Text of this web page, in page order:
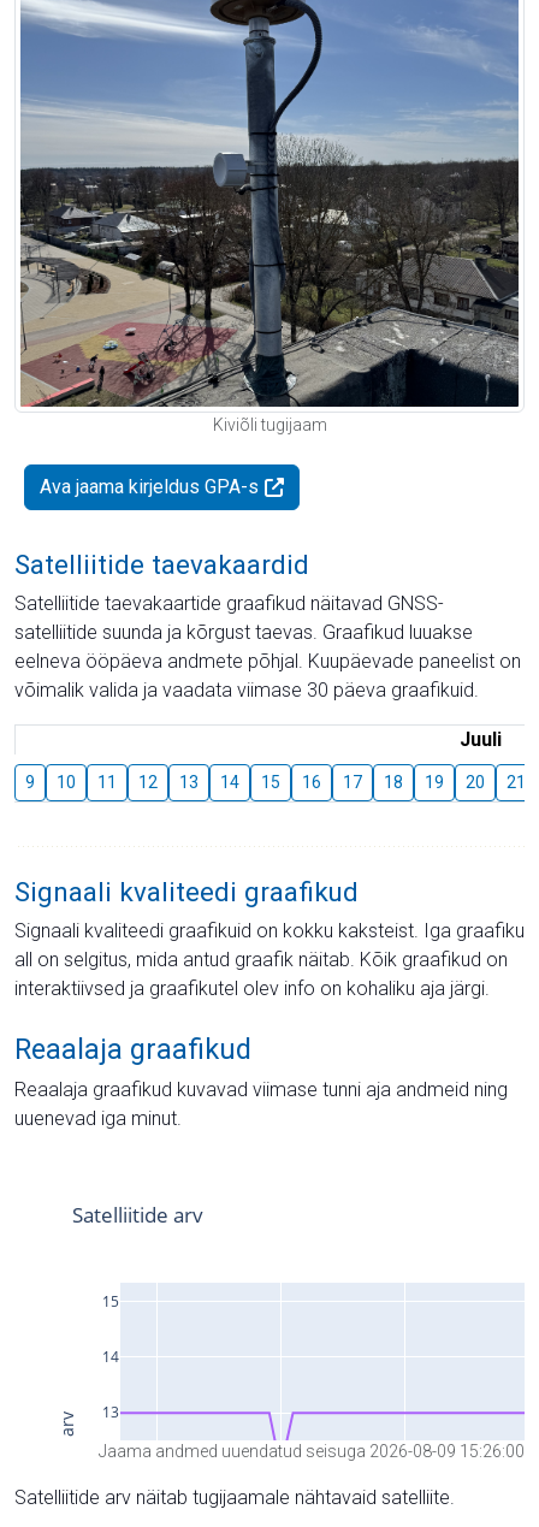
Kiviõli tugijaam
Ava jaama kirjeldus GPA-s
Satelliitide taevakaardid
Satelliitide taevakaartide graafikud näitavad GNSS-
satelliitide suunda ja kõrgust taevas. Graafikud luuakse
eelneva ööpäeva andmete põhjal. Kuupäevade paneelist on
võimalik valida ja vaadata viimase 30 päeva graafikuid.
Juuli
9 10 11 12 13 14 15 16 17 18 19 20 21
Signaali kvaliteedi graafikud
Signaali kvaliteedi graafikuid on kokku kaksteist. Iga graafiku
all on selgitus, mida antud graafik näitab. Kõik graafikud on
interaktiivsed ja graafikutel olev info on kohaliku aja järgi.
Reaalaja graafikud
Reaalaja graafikud kuvavad viimase tunni aja andmeid ning
uuenevad iga minut.
Jaama andmed uuendatud seisuga 2026-08-09 15:26:00
Satelliitide arv näitab tugijaamale nähtavaid satelliite.